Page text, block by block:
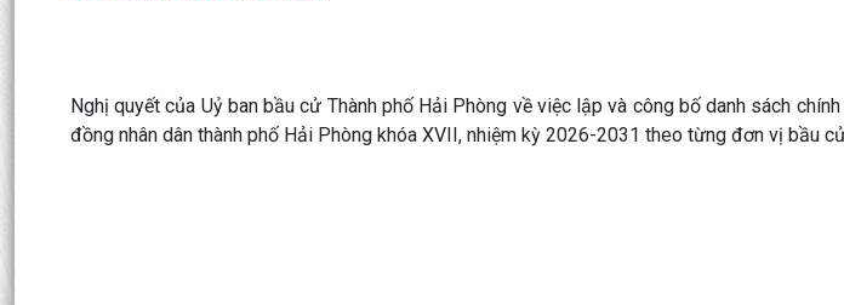
Nghị quyết của Uỷ ban bầu cử Thành phố Hải Phòng về việc lập và công bố danh sách
đồng nhân dân thành phố Hải Phòng khóa XVII, nhiệm kỳ 2026-2031 theo từng đơn vị bầu